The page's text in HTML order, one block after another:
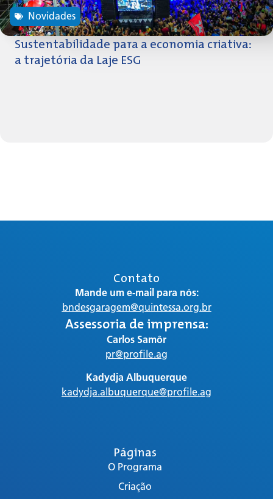
Novidades
Sustentabilidade para a economia criativa:
a trajetória da Laje ESG
Páginas
O Programa
Criação
Contato
Mande um e-mail para nós:
bndesgaragem@quintessa.org.br
Assessoria de imprensa:
Carlos Samôr
pr@profile.ag
Kadydja Albuquerque
kadydja.albuquerque@profile.ag